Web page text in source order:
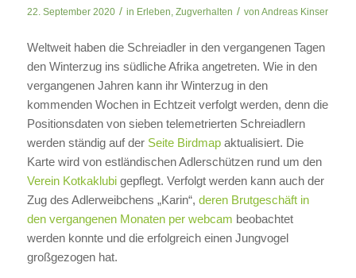
22. September 2020 / in Erleben, Zugverhalten / von Andreas Kinser
Weltweit haben die Schreiadler in den vergangenen Tagen
den Winterzug ins südliche Afrika angetreten. Wie in den
vergangenen Jahren kann ihr Winterzug in den
kommenden Wochen in Echtzeit verfolgt werden, denn die
Positionsdaten von sieben telemetrierten Schreiadlern
werden ständig auf der Seite Birdmapaktualisiert. Die
Karte wird von estländischen Adlerschützen rund um den
Verein Kotkaklubigepflegt. Verfolgt werden kann auch der
Zug des Adlerweibchens „Karin“, deren Brutgeschäft in
den vergangenen Monaten per webcam beobachtet
werden konnte und die erfolgreich einen Jungvogel
großgezogen hat.